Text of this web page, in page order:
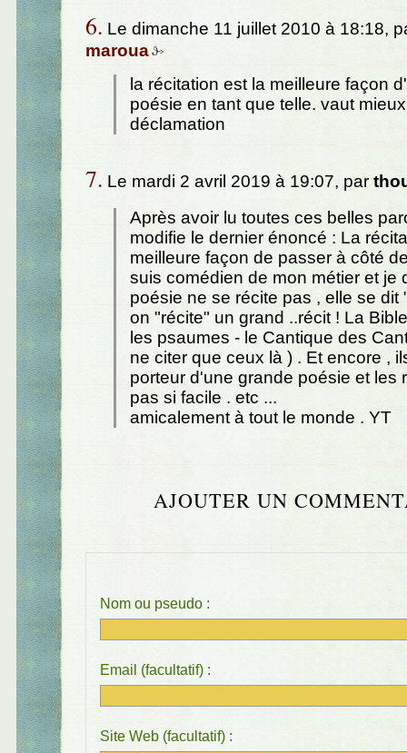
6. Le dimanche 11 juillet 2010 à 18:18,
maroua
la récitation est la meilleure façon
poésie en tant que telle. vaut
déclamation
7. Le mardi 2 avril 2019 à 19:07, par
Après avoir lu toutes ces belles
modifie le dernier énoncé : La
meilleure façon de passer à côté
suis comédien de mon métier et je
poésie ne se récite pas , elle se dit
on "récite" un grand ..récit ! La
les psaumes - le Cantique des
ne citer que ceux là ) . Et encore ,
porteur d'une grande poésie et les
pas si facile . etc ...
amicalement à tout le monde . YT
AJOUTER UN
Nom ou pseudo :
Email (facultatif) :
Site Web (facultatif) :